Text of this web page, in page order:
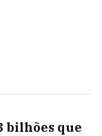
bilhões que